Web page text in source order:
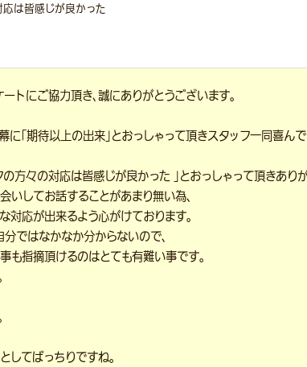
は皆感じが良かった
トにご協力頂き、誠にありがとうございます。
「期待以上の出来」とおっしゃって頂きスタッフ一同喜んで
方々の対応は皆感じが良かった 」とおっしゃって頂きあり
いしてお話することがあまり無い為、
対応が出来るよう心がけております。
分ではなかなか分からないので、
も指摘頂けるのはとても有難い事です。
してばっちりですね。